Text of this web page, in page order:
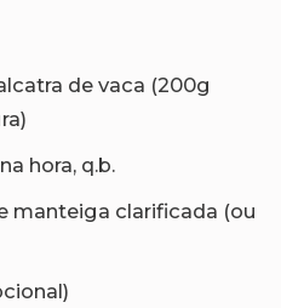
de vaca (200g
hora, q.b.
manteiga clarificada (ou